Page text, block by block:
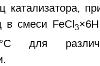
катализатора,
в смеси FeCl 3×6H
для